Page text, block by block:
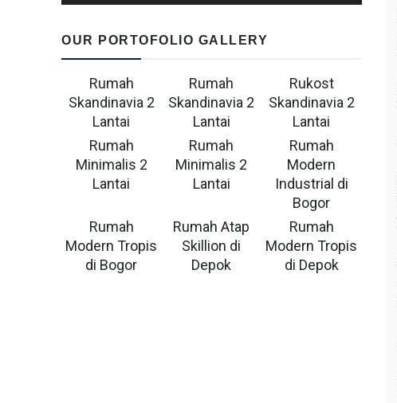
OUR PORTOFOLIO GALLERY
Rumah
Skandinavia 2
Lantai
Rumah
Skandinavia 2
Lantai
Rukost
Skandinavia 2
Lantai
Rumah
Minimalis 2
Lantai
Rumah
Minimalis 2
Lantai
Rumah
Modern
Industrial di
Bogor
Rumah
Modern Tropis
di Bogor
Rumah Atap
Skillion di
Depok
Rumah
Modern Tropis
di Depok